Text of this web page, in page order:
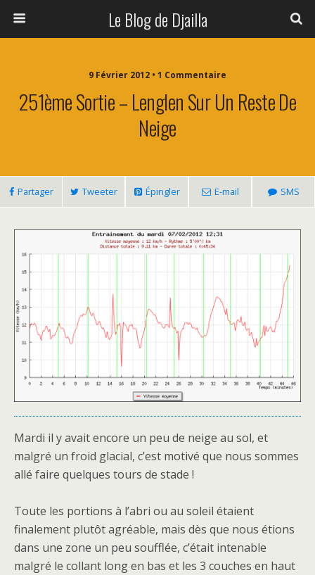
Le Blog de Djailla
9 Février 2012 • 1 Commentaire
251ème Sortie – Lenglen Sur Un Reste De
Neige
Partager Tweeter Épingler E-mail SMS
Mardi il y avait encore un peu de neige au sol, et
malgré un froid glacial, c’est motivé que nous sommes
allé faire quelques tours de stade !
Toute les portions à l’abri ou au soleil étaient
finalement plutôt agréable, mais dès que nous étions
dans une zone un peu soufflée, c’était intenable
malgré le collant long en bas et les 3 couches en haut